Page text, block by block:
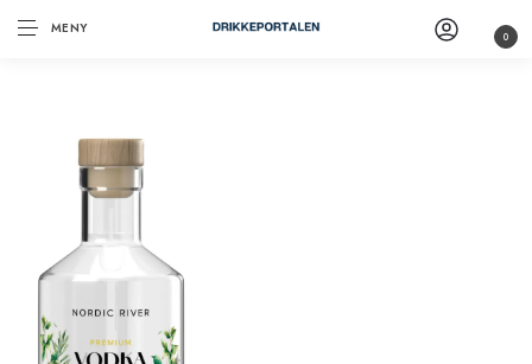
MENY 0